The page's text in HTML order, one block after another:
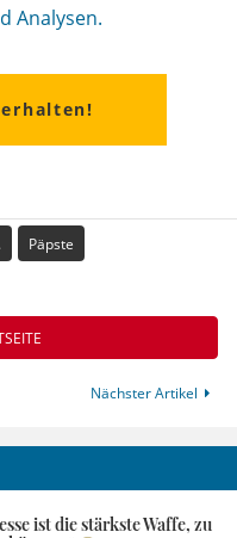
Analysen.
Päpste
Nächster Artikel
ist die stärkste Waffe, zu